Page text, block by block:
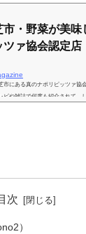
市・野菜が美味
ツァ協会認定店
市にある真のナポリピッツァ協
ビや雑誌で何度も紹介されて、
泡とシャキシャキの野菜がとっ
次
）